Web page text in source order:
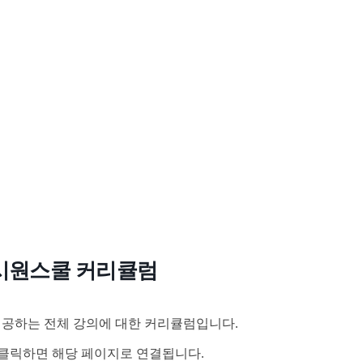
원스쿨 커리큘럼
하는 전체 강의에 대한 커리큘럼입니다.
릭하면 해당 페이지로 연결됩니다.